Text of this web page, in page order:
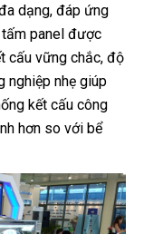
dạng, đáp ứng
tấm panel được
cấu vững chắc, độ
nghiệp nhẹ giúp
kết cấu công
hơn so với bể